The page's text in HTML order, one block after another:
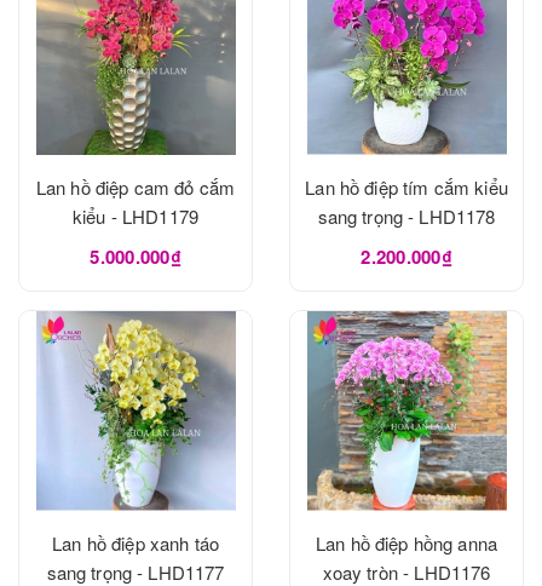
Lan hồ điệp cam đỏ cắm
kiểu - LHD1179
5.000.000₫
Lan hồ điệp tím cắm kiểu
sang trọng - LHD1178
2.200.000₫
Lan hồ điệp xanh táo
sang trọng - LHD1177
Lan hồ điệp hồng anna
xoay tròn - LHD1176